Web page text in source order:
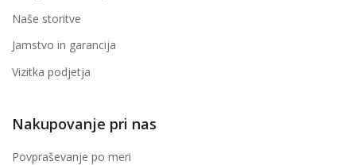
Naše storitve
Jamstvo in garancija
Vizitka podjetja
Nakupovanje pri nas
Povpraševanje po meri